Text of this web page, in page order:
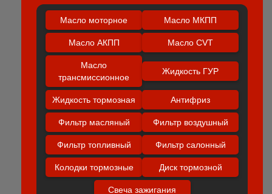
Масло моторное Масло МКПП
Масло АКПП Масло CVT
Масло
трансмиссионное
Жидкость ГУР
Жидкость тормозная Антифриз
Фильтр масляный Фильтр воздушный
Фильтр топливный Фильтр салонный
Колодки тормозные Диск тормозной
Свеча зажигания